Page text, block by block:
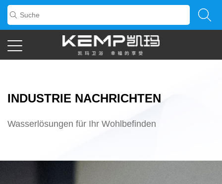
INDUSTRIE NACHRICHTEN
Wasserlösungen für Ihr Wohlbefinden